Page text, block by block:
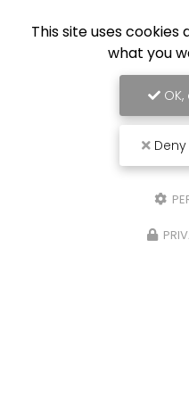
This site uses
what you